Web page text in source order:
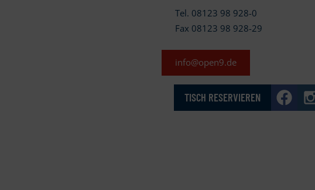
Tel. 08123 98 928-0
Fax 08123 98 928-29
info@open9.de
TISCH RESERVIEREN